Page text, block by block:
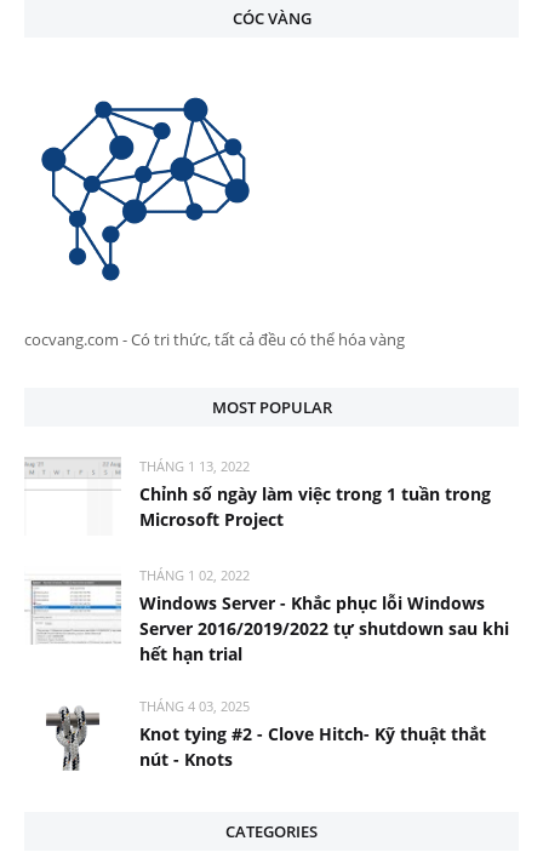
CÓC VÀNG
cocvang.com - Có tri thức, tất cả đều có thể hóa vàng
MOST POPULAR
THÁNG 1 13, 2022
Chỉnh số ngày làm việc trong 1 tuần trong
Microsoft Project
THÁNG 1 02, 2022
Windows Server - Khắc phục lỗi Windows
Server 2016/2019/2022 tự shutdown sau khi
hết hạn trial
THÁNG 4 03, 2025
Knot tying #2 - Clove Hitch- Kỹ thuật thắt
nút - Knots
CATEGORIES